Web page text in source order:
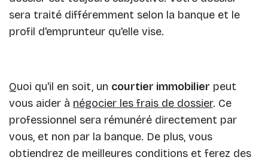
sera traité différemment selon la banque et le
profil d'emprunteur qu'elle vise.
Quoi qu'il en soit, un courtier immobilier peut
vous aider à négocier les frais de dossier. Ce
professionnel sera rémunéré directement par
vous, et non par la banque. De plus, vous
obtiendrez de meilleures conditions et ferez des